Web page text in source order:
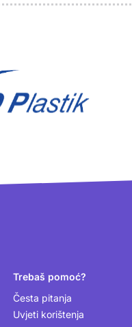
Trebaš pomoć?
Česta pitanja
Uvjeti korištenja